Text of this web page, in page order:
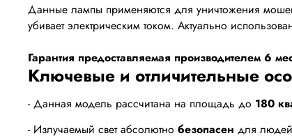
Данные лампы применяются для уничтожения
убивает электрическим током. Актуально
Гарантия предоставляемая производителем 6
Ключевые и отличительные
- Данная модель рассчитана на площадь до 180
- Излучаемый свет абсолютно безопасен для